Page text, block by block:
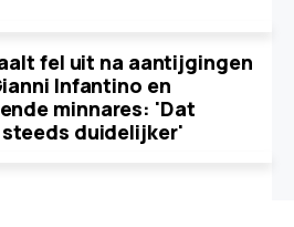
fel uit na aantijgingen
Infantino en
minnares: 'Dat
duidelijker'